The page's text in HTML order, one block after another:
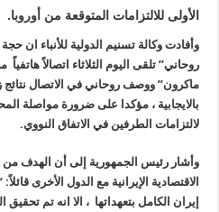
الأولى للالتزامات المتوقعة من أوروبا.
وأفادت وكالة تسنيم الدولية للأنباء ان
روحاني” تلقى اليوم الثلاثاء اتصالاً
ماكرون” ووصف روحاني في الاتصال نتائج
بالايجابية ، مؤكدا على ضرورة مواصلة
لالتزامات الطرفين في الاتفاق النووي.
وأشار رئيس الجمهورية إلى أن الهدف من
الاقتصادية الإيرانية مع الدول الأخرى
إيران الكامل بتعهداتها ، الا انه تم